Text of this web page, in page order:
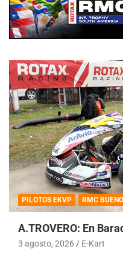
PILOTOS EKVP RMC
A.TROVERO: En
3 agosto, 2026 E-Kart